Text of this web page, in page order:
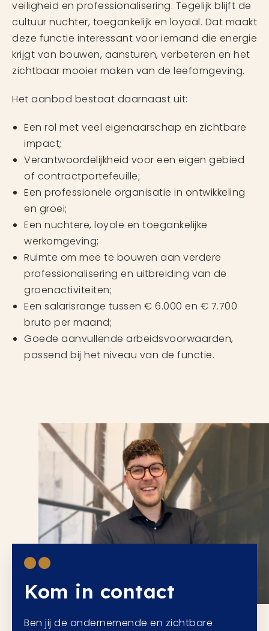
veiligheid en professionalisering. Tegelijk blijft de
cultuur nuchter, toegankelijk en loyaal. Dat maakt
deze functie interessant voor iemand die energie
krijgt van bouwen, aansturen, verbeteren en het
zichtbaar mooier maken van de leefomgeving.
Het aanbod bestaat daarnaast uit:
Een rol met veel eigenaarschap en zichtbare
impact;
Verantwoordelijkheid voor een eigen gebied
of contractportefeuille;
Een professionele organisatie in ontwikkeling
en groei;
Een nuchtere, loyale en toegankelijke
werkomgeving;
Ruimte om mee te bouwen aan verdere
professionalisering en uitbreiding van de
groenactiviteiten;
Een salarisrange tussen € 6.000 en € 7.700
bruto per maand;
Goede aanvullende arbeidsvoorwaarden,
passend bij het niveau van de functie.
Kom in contact
Ben jij de ondernemende en zichtbare